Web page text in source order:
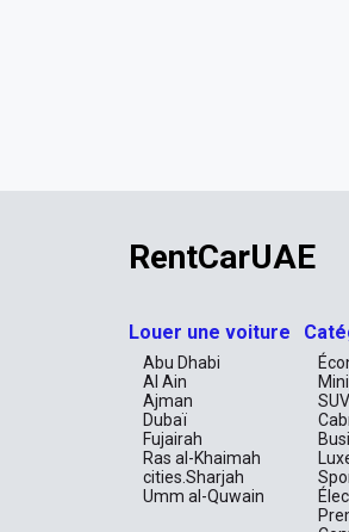
RentCarUAE
Louer une voiture
Abu Dhabi
Al Ain
Ajman
Dubaï
Fujairah
Ras al-Khaimah
cities.Sharjah
Umm al-Quwain
SUV